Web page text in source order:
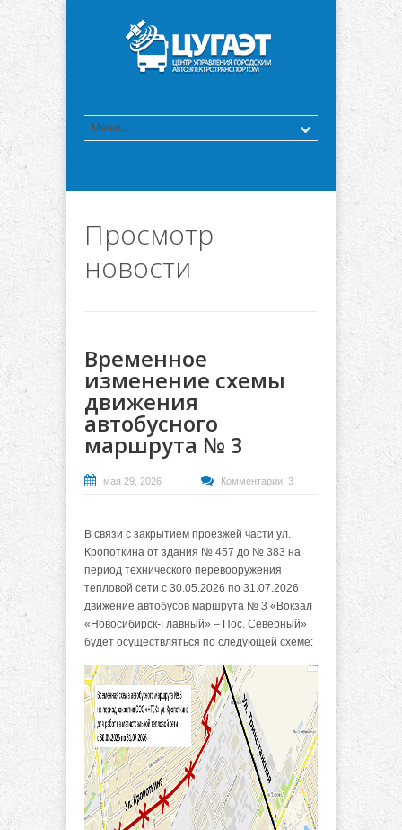
Просмотр
новости
Временное
изменение схемы
движения
автобусного
маршрута № 3
мая 29, 2026 Комментарии: 3
В связи с закрытием проезжей части ул.
Кропоткина от здания № 457 до № 383 на
период технического перевооружения
тепловой сети с 30.05.2026 по 31.07.2026
движение автобусов маршрута № 3 «Вокзал
«Новосибирск-Главный» – Пос. Северный»
будет осуществляться по следующей схеме: